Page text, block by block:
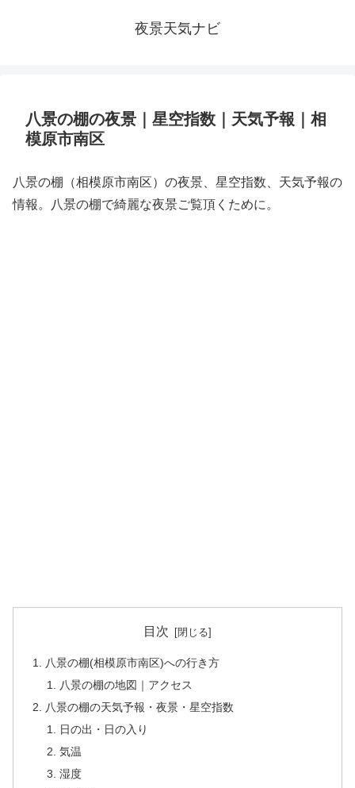
夜景天気ナビ
八景の棚の夜景｜星空指数｜天気予報｜相
模原市南区
八景の棚（相模原市南区）の夜景、星空指数、天気予報の
情報。八景の棚で綺麗な夜景ご覧頂くために。
目次
八景の棚(相模原市南区)への行き方
八景の棚の地図｜アクセス
八景の棚の天気予報・夜景・星空指数
日の出・日の入り
気温
湿度